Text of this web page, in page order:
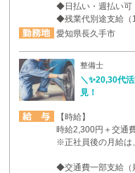
◆日払い・週払い可
◆残業代別途支給（
愛知県長久手市
整備士
＼✨20,30代
見！
【時給】
時給2,300円＋交通
※正社員後の月給は
◆交通費一部支給（